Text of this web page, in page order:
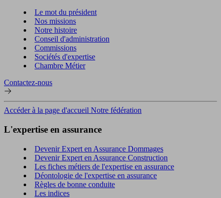
Le mot du président
Nos missions
Notre histoire
Conseil d'administration
Commissions
Sociétés d'expertise
Chambre Métier
Contactez-nous
Accéder à la page d'accueil Notre fédération
L'expertise en assurance
Devenir Expert en Assurance Dommages
Devenir Expert en Assurance Construction
Les fiches métiers de l'expertise en assurance
Déontologie de l'expertise en assurance
Règles de bonne conduite
Les indices